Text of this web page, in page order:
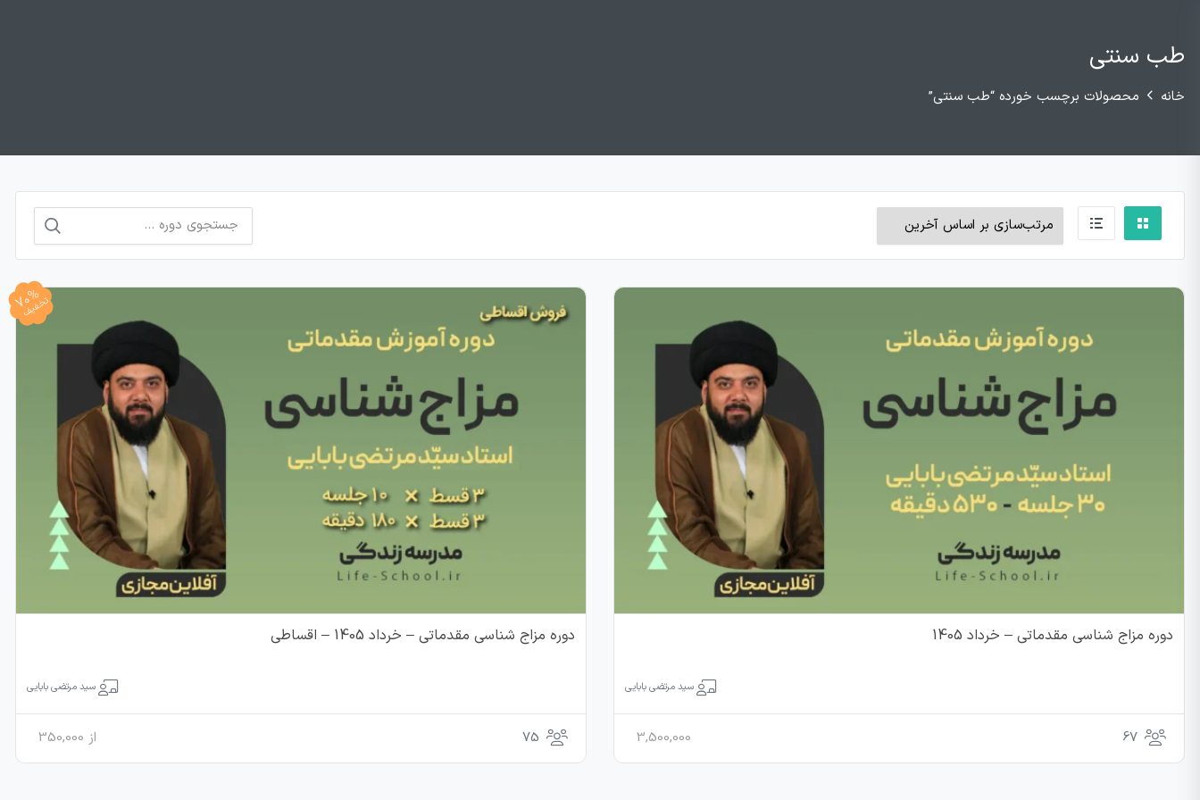
طب سنتی
خانه محصولات برچسب خورده “طب سنتی”
جستجو
برای:
دوره مزاج شناسی مقدماتی – خرداد 1405
سید مرتضی بابایی
67
3,500,000
70%
تخفیف
دوره مزاج شناسی مقدماتی – خرداد 1405 – اقساطی
سید مرتضی بابایی
75 از 350,000